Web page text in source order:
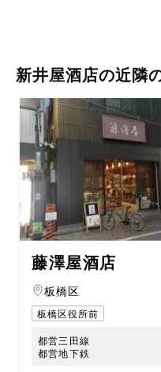
新井屋酒店の近隣
藤澤屋酒店
板橋区
板橋区役所前
都営三田線
都営地下鉄